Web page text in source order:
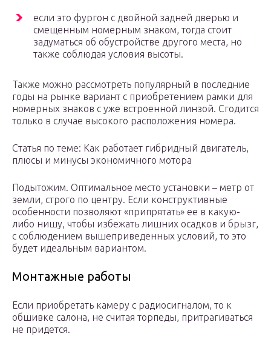
если это фургон с двойной задней дверью и
смещенным номерным знаком, тогда стоит
задуматься об обустройстве другого места, но
также соблюдая условия высоты.
Также можно рассмотреть популярный в последние
годы на рынке вариант с приобретением рамки для
номерных знаков с уже встроенной линзой. Сгодится
только в случае высокого расположения номера.
Статья по теме: Как работает гибридный двигатель,
плюсы и минусы экономичного мотора
Подытожим. Оптимальное место установки – метр от
земли, строго по центру. Если конструктивные
особенности позволяют «припрятать» ее в какую-
либо нишу, чтобы избежать лишних осадков и брызг,
с соблюдением вышеприведенных условий, то это
будет идеальным вариантом.
Монтажные работы
Если приобретать камеру с радиосигналом, то к
обшивке салона, не считая торпеды, притрагиваться
не придется.